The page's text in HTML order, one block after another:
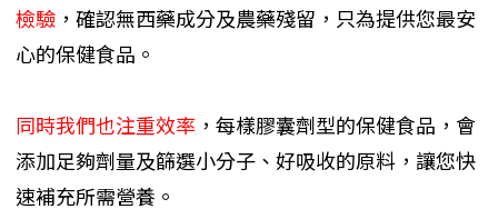
檢驗，確認無西藥成分及農藥殘留，只為提供您最安
心的保健食品。
同時我們也注重效率，每樣膠囊劑型的保健食品，會
添加足夠劑量及篩選小分子、好吸收的原料，讓您快
速補充所需營養。